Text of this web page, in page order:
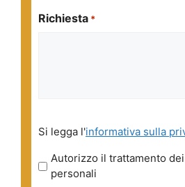
Richiesta *
legga
l'informativa
sulla
Si legga l'informativa sulla
Autorizzo il trattamento
personali